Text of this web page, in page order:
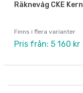
Räknevåg CKE Kern
Finns i flera varianter
Pris från: 5 160 kr